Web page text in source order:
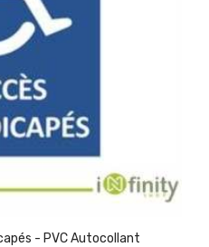
- PVC Autocollant